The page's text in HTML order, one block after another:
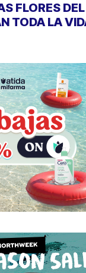
FLORES
TODA LA